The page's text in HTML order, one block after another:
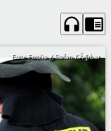
headphones chrome_reader_mode
Foto: Fotolia / Stefan KÃ¶rber